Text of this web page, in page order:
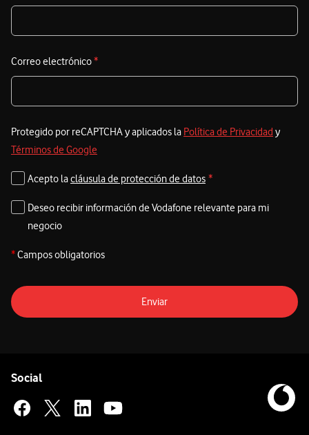
Correo electrónico*
Protegido por reCAPTCHA y aplicados la Política de Privacidad y
Términos de Google
Acepto lacláusula de protección de datos *
Deseo recibir información de Vodafone relevante para mi
negocio
*Campos obligatorios
Enviar
Social